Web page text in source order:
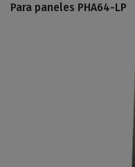
Para paneles PHA64-LP